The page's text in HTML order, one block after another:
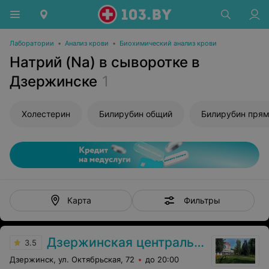
Лаборатории • Анализ крови • Биохимический анализ крови
Натрий (Na) в сыворотке в
Дзержинске 1
Холестерин Билирубин общий Билирубин
Карта Фильтры
3.5 Дзержинская центральная районная больница
Дзержинск, ул. Октябрьская, 72 до 20:00